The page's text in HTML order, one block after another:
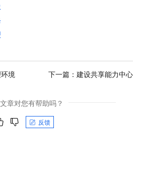
境 下一篇： 建设共享能力中心
章对您有帮助吗？
反馈